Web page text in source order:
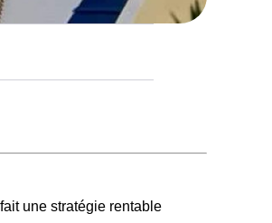
une stratégie rentable